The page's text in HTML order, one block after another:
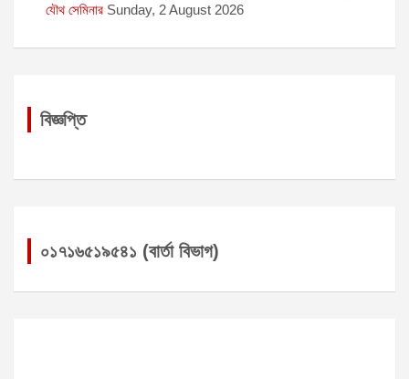
যৌথ সেমিনার Sunday, 2 August 2026
বিজ্ঞপ্তি
০১৭১৬৫১৯৫৪১ (বার্তা বিভাগ)